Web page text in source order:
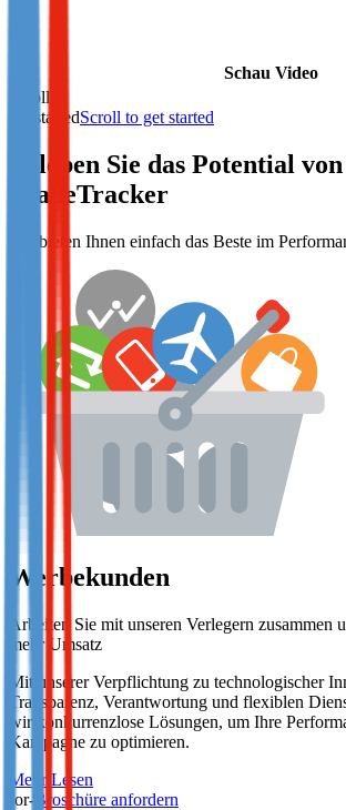
Schau Video
Scroll to
get startedScroll to get started
Erleben Sie das Potential von
TradeTracker
Wir bieten Ihnen einfach das Beste im
Werbekunden
Arbeiten Sie mit unseren Verlegern zusammen
mehr Umsatz
Mit unserer Verpflichtung zu technologischer
Transparenz, Verantwortung und flexiblen
wir konkurrenzlose Lösungen, um Ihre
Kampagne zu optimieren.
Mehr Lesen
-or- Broschüre anfordern